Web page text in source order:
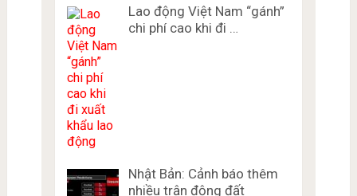
Lao động Việt Nam “gánh”
chi phí cao khi đi …
Nhật Bản: Cảnh báo thêm
nhiều trận động đất